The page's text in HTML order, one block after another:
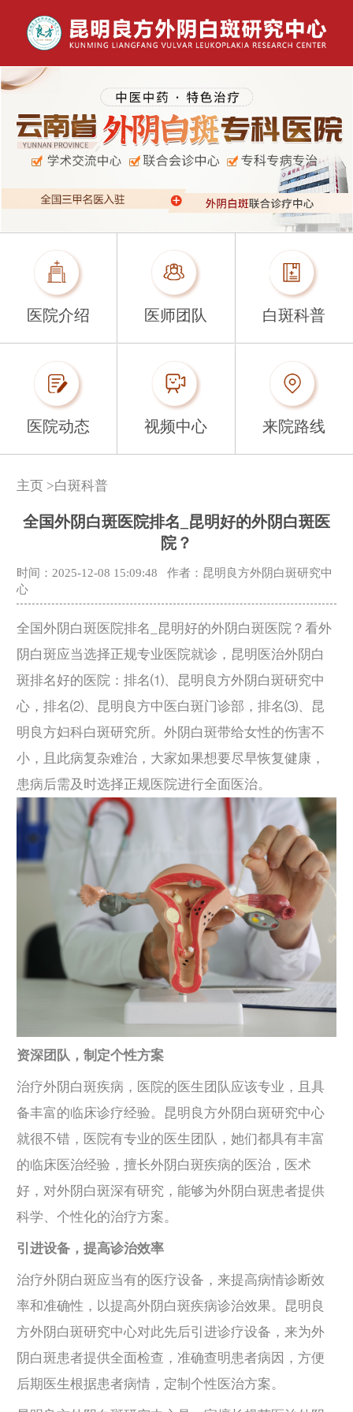
医院介绍 医师团队 白斑科普
医院动态 视频中心 来院路线
主页 >白斑科普
全国外阴白斑医院排名_昆明好的外阴白斑医
院？
时间：2025-12-08 15:09:48
作者：昆明良方外阴白斑研究中
心
全国外阴白斑医院排名_昆明好的外阴白斑医院？看外
阴白斑应当选择正规专业医院就诊，昆明医治外阴白
斑排名好的医院：排名⑴、昆明良方外阴白斑研究中
心，排名⑵、昆明良方中医白斑门诊部，排名⑶、昆
明良方妇科白斑研究所。外阴白斑带给女性的伤害不
小，且此病复杂难治，大家如果想要尽早恢复健康，
患病后需及时选择正规医院进行全面医治。
资深团队，制定个性方案
治疗外阴白斑疾病，医院的医生团队应该专业，且具
备丰富的临床诊疗经验。昆明良方外阴白斑研究中心
就很不错，医院有专业的医生团队，她们都具有丰富
的临床医治经验，擅长外阴白斑疾病的医治，医术
好，对外阴白斑深有研究，能够为外阴白斑患者提供
科学、个性化的治疗方案。
引进设备，提高诊治效率
治疗外阴白斑应当有的医疗设备，来提高病情诊断效
率和准确性，以提高外阴白斑疾病诊治效果。昆明良
方外阴白斑研究中心对此先后引进诊疗设备，来为外
阴白斑患者提供全面检查，准确查明患者病因，方便
后期医生根据患者病情，定制个性医治方案。